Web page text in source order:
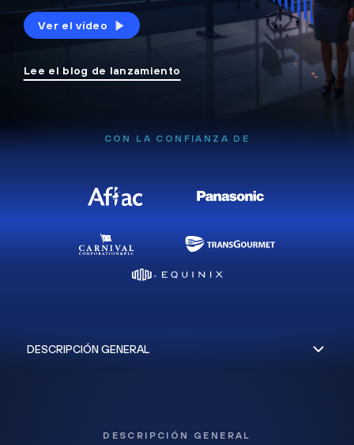
Ver el vídeo
Lee el blog de lanzamiento
CON LA CONFIANZA DE
DESCRIPCIÓN GENERAL